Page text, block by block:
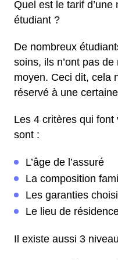
Quel est le tarif
étudiant ?
De nombreux
soins, ils n’ont pas
moyen. Ceci dit, cela
réservé à une
Les 4 critères qui
sont :
L’âge de l’assuré
La composition
Les garanties
Le lieu de
Il existe aussi 3